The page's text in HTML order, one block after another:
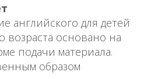
английского для детей
возраста основано на
подачи материала.
образом